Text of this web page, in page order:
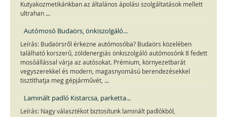
Kutyakozmetikánkban az általános ápolási szolgáltatások mellett
ultrahan ...
Autómosó Budaörs, önkiszolgáló...
Leírás: Budaörsről érkezne autómosóba? Budaörs közelében
található korszerű, zöldenergiás önkiszolgáló autómosónk 8 fedett
mosóállással várja az autósokat. Prémium, környezetbarát
vegyszerekkel és modern, magasnyomású berendezésekkel
tisztíthatja meg gépjárművét, ...
Laminált padló Kistarcsa, parketta...
Leírás: Nagy választékot biztosítunk laminált padlókból,